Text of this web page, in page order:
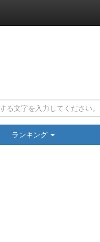
ランキング